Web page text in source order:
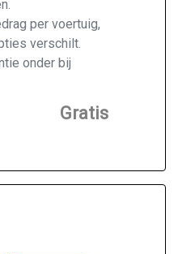
per voertuig,
verschilt.
onder bij
voor
Gratis